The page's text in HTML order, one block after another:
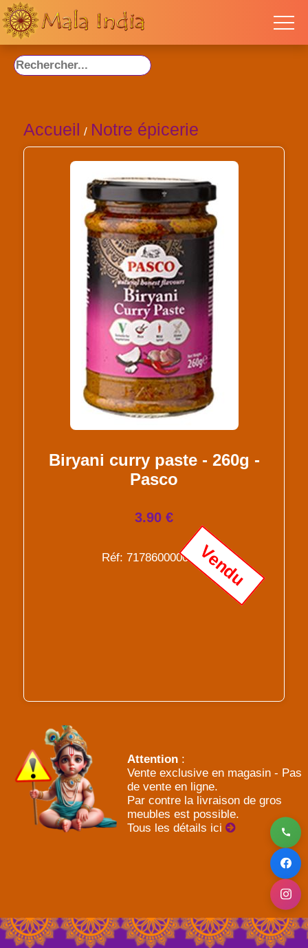
Accueil / Notre épicerie
Biryani curry paste - 260g -
Pasco
3.90 €
Réf: 7178600000225Vendu
Attention :
Vente exclusive en magasin - Pas
de vente en ligne.
Par contre la livraison de gros
meubles est possible.
Tous les détails ici